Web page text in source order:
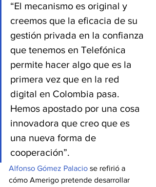
“El mecanismo es original y
creemos que la eficacia de su
gestión privada en la confianza
que tenemos en Telefónica
permite hacer algo que es la
primera vez que en la red
digital en Colombia pasa.
Hemos apostado por una cosa
innovadora que creo que es
una nueva forma de
cooperación”.
Alfonso Gómez Palacio se refirió a
cómo Amerigo pretende desarrollar